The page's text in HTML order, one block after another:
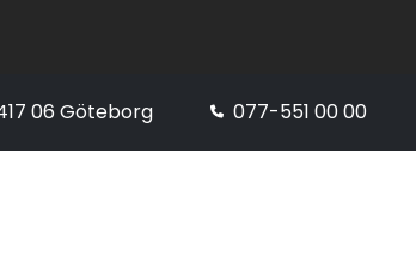
06 Göteborg 077-551 00 00